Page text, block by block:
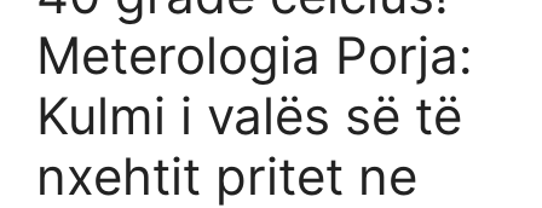
Meterologia Porja:
Kulmi i valës së të
nxehtit pritet ne